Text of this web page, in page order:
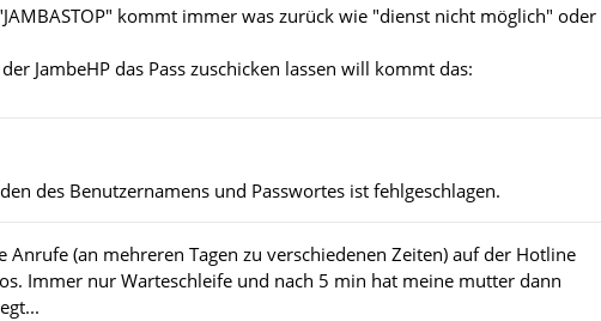
kommt immer was zurück wie "dienst nicht möglich" oder
JambeHP das Pass zuschicken lassen will kommt das:
des Benutzernamens und Passwortes ist fehlgeschlagen.
Anrufe (an mehreren Tagen zu verschiedenen Zeiten) auf der Hotline
Immer nur Warteschleife und nach 5 min hat meine mutter dann